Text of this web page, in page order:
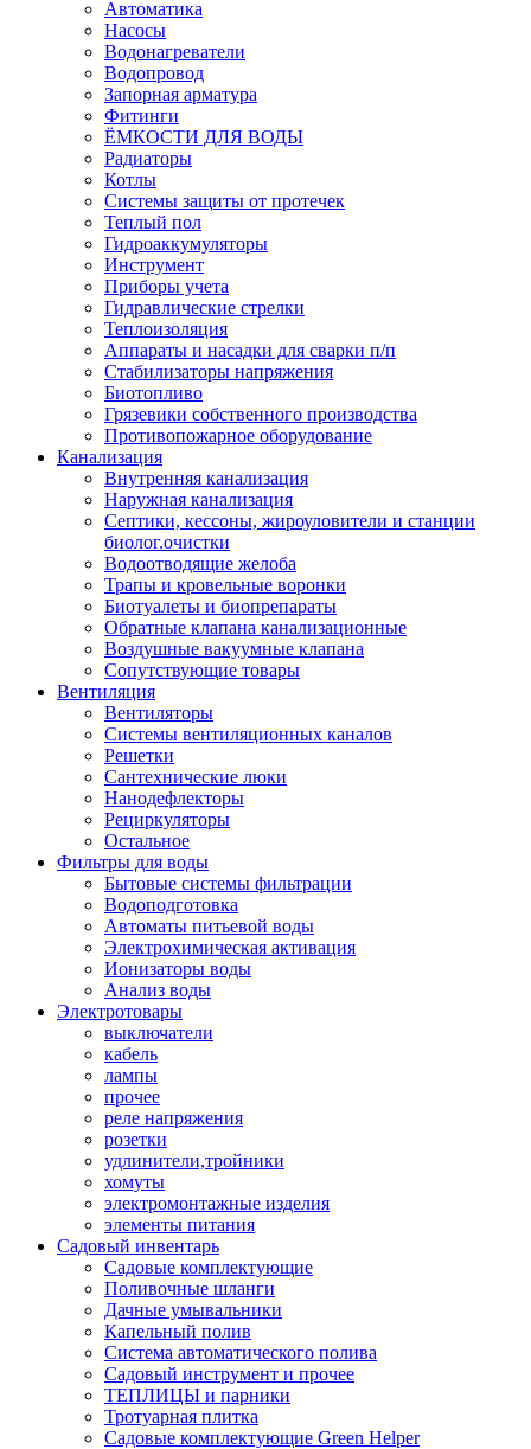
Автоматика
Насосы
Водонагреватели
Водопровод
Запорная арматура
Фитинги
ЁМКОСТИ ДЛЯ ВОДЫ
Радиаторы
Котлы
Системы защиты от протечек
Теплый пол
Гидроаккумуляторы
Инструмент
Приборы учета
Гидравлические стрелки
Теплоизоляция
Аппараты и насадки для сварки п/п
Стабилизаторы напряжения
Биотопливо
Грязевики собственного производства
Противопожарное оборудование
Канализация
Внутренняя канализация
Наружная канализация
Септики, кессоны, жироуловители и станции
биолог.очистки
Водоотводящие желоба
Трапы и кровельные воронки
Биотуалеты и биопрепараты
Обратные клапана канализационные
Воздушные вакуумные клапана
Сопутствующие товары
Вентиляция
Вентиляторы
Системы вентиляционных каналов
Решетки
Сантехнические люки
Нанодефлекторы
Рециркуляторы
Остальное
Фильтры для воды
Бытовые системы фильтрации
Водоподготовка
Автоматы питьевой воды
Электрохимическая активация
Ионизаторы воды
Анализ воды
Электротовары
выключатели
кабель
лампы
прочее
реле напряжения
розетки
удлинители,тройники
хомуты
электромонтажные изделия
элементы питания
Садовый инвентарь
Садовые комплектующие
Поливочные шланги
Дачные умывальники
Капельный полив
Система автоматического полива
Садовый инструмент и прочее
ТЕПЛИЦЫ и парники
Тротуарная плитка
Садовые комплектующие Green Helper